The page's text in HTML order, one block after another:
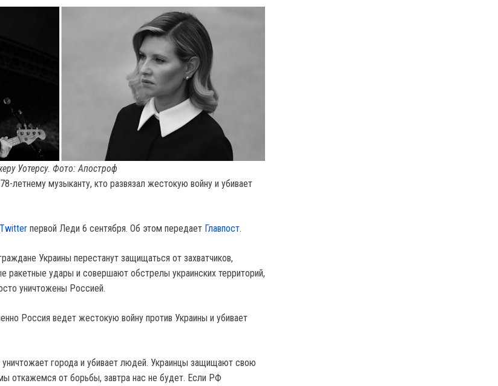
Уотерсу. Фото: Апостроф
летнему музыканту, кто развязал жестокую войну и убивает
Twitter первой Леди 6 сентября. Об этом передает Главпост.
Украины перестанут защищаться от захватчиков,
ракетные удары и совершают обстрелы украинских территорий,
уничтожены Россией.
Россия ведет жестокую войну против Украины и убивает
уничтожает города и убивает людей. Украинцы защищают свою
откажемся от борьбы, завтра нас не будет. Если РФ